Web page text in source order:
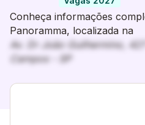
Conheça informações
Panoramma, localizada na
Av. Dr João Guilhermino,
Campos - SP